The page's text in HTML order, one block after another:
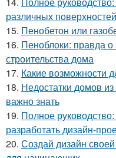
различных поверхностей
15. Пенобетон или
16. Пеноблоки: правда
строительства дома
17. Какие возможности
18. Недостатки домов
важно знать
19. Полное
разработать дизайн-
20. Создай дизайн